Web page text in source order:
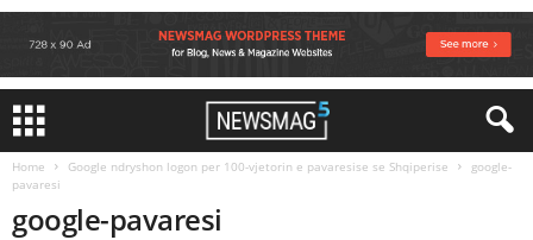
Home Google ndryshon logon per 100-vjetorin e pavaresise se Shqiperise
google-
pavaresi
google-pavaresi